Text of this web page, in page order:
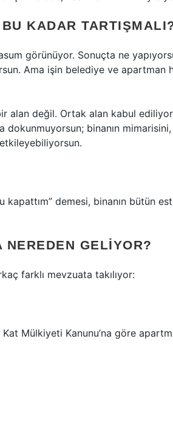
KADAR
görünüyor. Sonuçta ne
Ama işin belediye ve apartman
alan değil. Ortak alan kabul
dokunmuyorsun; binanın
kapattım” demesi, binanın bütün
GELIYOR?
farklı mevzuata takılıyor:
Mülkiyeti Kanunu’na göre